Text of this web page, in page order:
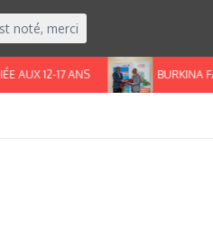
AUX 12-17 ANS BURKINA
noté, merci